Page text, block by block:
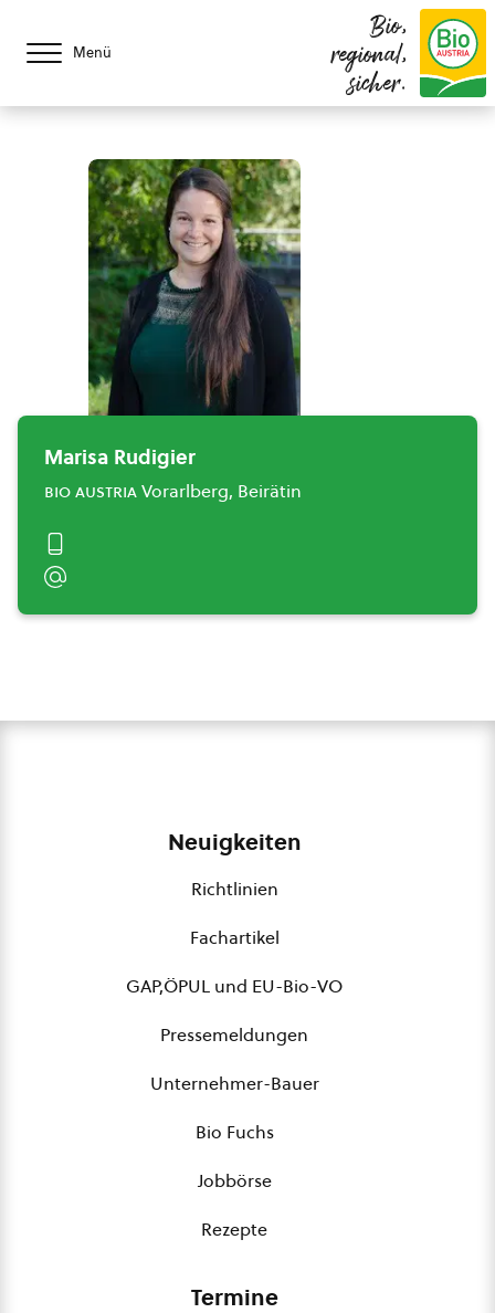
Menü
Bio,
regional,
sicher.
Marisa Rudigier
bio austriaVorarlberg, Beirätin
Neuigkeiten
Richtlinien
Fachartikel
GAP,ÖPUL und EU-Bio-VO
Pressemeldungen
Unternehmer-Bauer
Bio Fuchs
Jobbörse
Rezepte
Termine